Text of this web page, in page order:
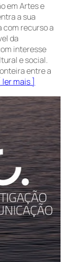
em Artes e
a sua
com recurso a
da
interesse
e social.
entre a
ler mais ]